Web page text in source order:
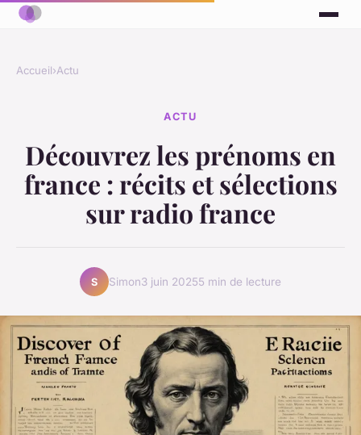
Accueil›Actu
ACTU
Découvrez les prénoms en
france : récits et sélections
sur radio france
S Simon3 juin 20255 min de lecture